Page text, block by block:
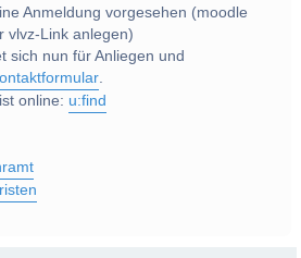
Anmeldung vorgesehen (moodle
vlvz-Link anlegen)
sich nun für Anliegen und
.
online: u:find